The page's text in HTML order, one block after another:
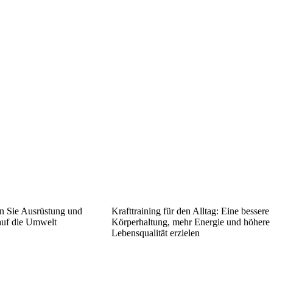
Sie Ausrüstung und
die Umwelt
Krafttraining für den Alltag: Eine bessere
Körperhaltung, mehr Energie und höhere
Lebensqualität erzielen